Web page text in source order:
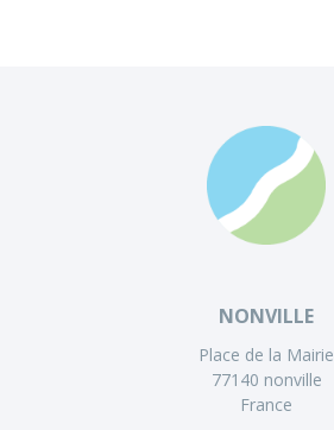
NONVILLE
Place de la Mairie
77140 nonville
France